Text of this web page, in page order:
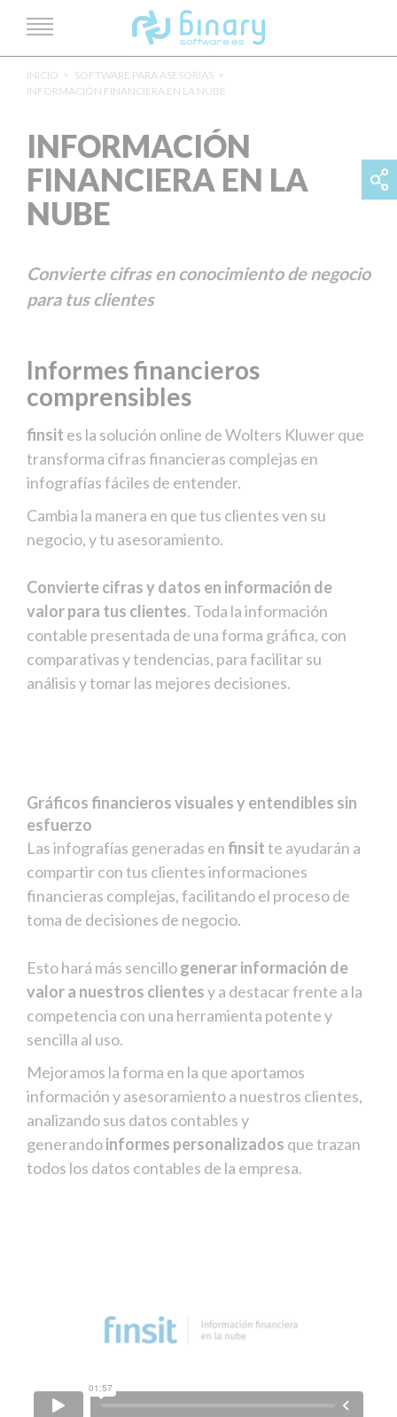
INICIO
SOFTWARE PARA ASESORÍAS
INFORMACIÓN FINANCIERA EN LA NUBE
INFORMACIÓN
FINANCIERA EN LA
NUBE
Convierte cifras en conocimiento de negocio
para tus clientes
Informes financieros
comprensibles
finsit es la solución online de Wolters Kluwer que
transforma cifras financieras complejas en
infografías fáciles de entender.
Cambia la manera en que tus clientes ven su
negocio, y tu asesoramiento.
Convierte cifras y datos en información de
valor para tus clientes. Toda la información
contable presentada de una forma gráfica, con
comparativas y tendencias, para facilitar su
análisis y tomar las mejores decisiones.
Gráficos financieros visuales y entendibles sin
esfuerzo
Las infografías generadas enfinsitte ayudarán a
compartir con tus clientes informaciones
financieras complejas, facilitando el proceso de
toma de decisiones de negocio.
Esto hará más sencillogenerar información de
valor a nuestros clientesy a destacar frente a la
competencia con una herramienta potente y
sencilla al uso.
Mejoramos la forma en la que aportamos
información y asesoramiento a nuestros clientes,
analizando sus datos contables y
generandoinformes personalizados que trazan
todos los datos contables de la empresa.